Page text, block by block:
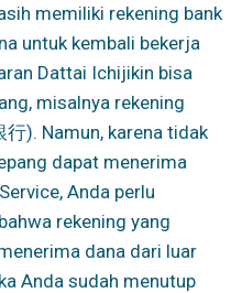
memiliki rekening bank
untuk kembali bekerja
Dattai Ichijikin bisa
misalnya rekening
). Namun, karena tidak
dapat menerima
Anda perlu
rekening yang
dana dari luar
Anda sudah menutup